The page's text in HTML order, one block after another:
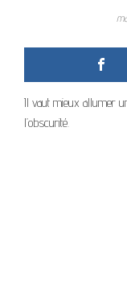
Il vaut mieux allumer
l’obscurité.